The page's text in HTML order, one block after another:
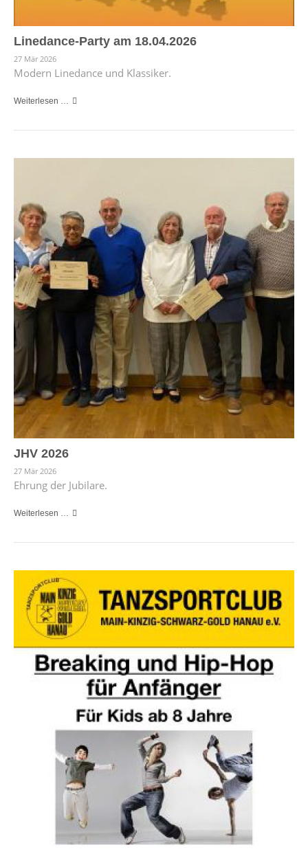
Linedance-Party am 18.04.2026
27 Mär 2026
Modern Linedance und Klassiker.
Weiterlesen …
JHV 2026
27 Mär 2026
Ehrung der Jubilare.
Weiterlesen …